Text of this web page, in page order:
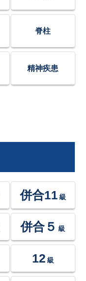
脊柱
精神疾患
併合11 級
併合５ 級
12 級